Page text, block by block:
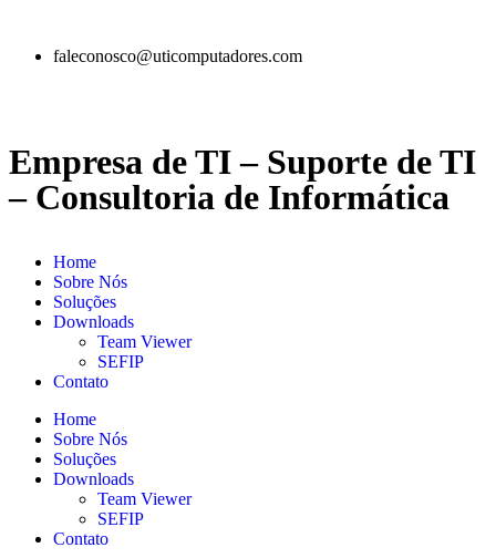
faleconosco@uticomputadores.com
Empresa de TI – Suporte de TI
– Consultoria de Informática
Home
Sobre Nós
Soluções
Downloads
Team Viewer
SEFIP
Contato
Home
Sobre Nós
Soluções
Downloads
Team Viewer
SEFIP
Contato